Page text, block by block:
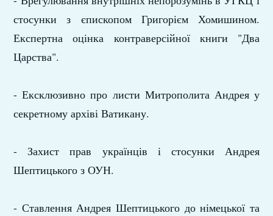
стосунки з єпископом Григорієм Хомишином.
Експертна оцінка контраверсійної книги "Два
Царства".
- Ексклюзивно про листи Митрополита Андрея у
секретному архіві Ватикану.
- Захист прав українців і стосунки Андрея
Шептицького з ОУН.
- Ставлення Андрея Шептицького до німецької та